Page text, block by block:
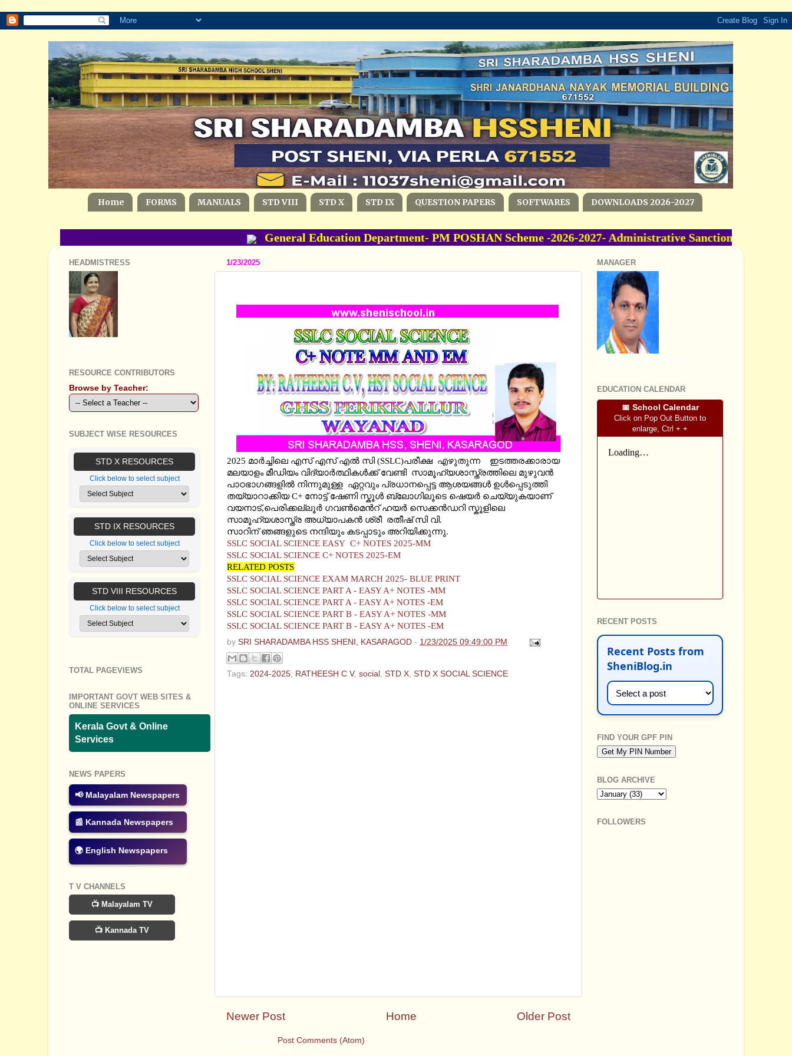
Home FORMS MANUALS STD VIII STD X STD IX QUESTION PAPERS SOFTWARES DOWNLOADS 2026-2027
General Education Department- PM POSHAN Scheme -2026-2027-
1/23/2025
2025 മാർച്ചിലെ എസ് എസ് എൽ സി (SSLC)പരീക്ഷ എഴുതുന്ന ഇടത്തരക്കാരായ
മലയാളം മീഡിയം വിദ്യാർത്ഥികൾക്ക് വേണ്ടി സാമൂഹ്യശാസ്ത്രത്തിലെ മുഴുവൻ
പാഠഭാഗങ്ങളിൽ നിന്നുമുള്ള ഏറ്റവും പ്രധാനപ്പെട്ട ആശയങ്ങൾ ഉൾപ്പെടുത്തി
തയ്യാറാക്കിയ C+ നോട്ട് ഷേണി സ്കൂള്‍ ബ്ലോഗിലൂടെ ഷെയര്‍ ചെയ്യുകയാണ്
വയനാട്,പെരിക്കല്ലൂർ ഗവൺമെൻറ് ഹയർ സെക്കൻഡറി സ്കൂളിലെ
സാമൂഹ്യശാസ്ത്ര അധ്യാപകൻ ശ്രീ രതീഷ് സി വി.
സാറിന് ഞങ്ങളുടെ നന്ദിയും കടപ്പാടും അറിയിക്കുന്നു.
SSLC SOCIAL SCIENCE EASY C+ NOTES 2025-MM
SSLC SOCIAL SCIENCE C+ NOTES 2025-EM
RELATED POSTS
SSLC SOCIAL SCIENCE EXAM MARCH 2025- BLUE PRINT
SSLC SOCIAL SCIENCE PART A - EASY A+ NOTES -MM
SSLC SOCIAL SCIENCE PART A - EASY A+ NOTES -EM
SSLC SOCIAL SCIENCE PART B - EASY A+ NOTES -MM
SSLC SOCIAL SCIENCE PART B - EASY A+ NOTES -EM
by SRI SHARADAMBA HSS SHENI, KASARAGOD - 1/23/2025 09:49:00 PM
Tags: 2024-2025 RATHEESH C V, social STD X STD X SOCIAL SCIENCE
Newer Post Older Post
Home
Post Comments (Atom)
HEADMISTRESS
RESOURCE CONTRIBUTORS
Browse by Teacher:
SUBJECT WISE RESOURCES
STD X RESOURCES
Click below to select subject
STD IX RESOURCES
Click below to select subject
STD VIII RESOURCES
Click below to select subject
TOTAL PAGEVIEWS
IMPORTANT GOVT WEB SITES &
ONLINE SERVICES
Kerala Govt & Online
Services
NEWS PAPERS
📢 Malayalam Newspapers
📰 Kannada Newspapers
🌍 English Newspapers
T V CHANNELS
📺 Malayalam TV
📺 Kannada TV
MANAGER
EDUCATION CALENDAR
📅 School Calendar
Click on Pop Out Button to
enlarge, Ctrl + +
RECENT POSTS
Recent Posts from
SheniBlog.in
FIND YOUR GPF PIN
BLOG ARCHIVE
FOLLOWERS